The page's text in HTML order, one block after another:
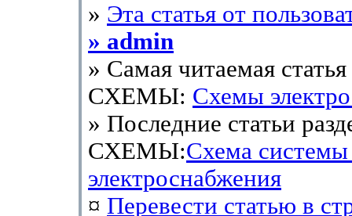
» Эта статья от
» admin
» Самая читаемая статья
СХЕМЫ: Схемы
» Последние статьи
СХЕМЫ:Схема
электроснабжения
¤ Перевести статью в